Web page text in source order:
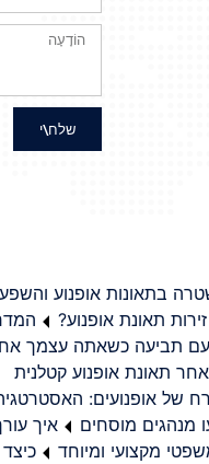
שלח\י
בתאונות אופנוע
תאונת אופנוע?
תביעה כשאתה עצמך
תאונת אופנוע קטלנית
של אופנועים:
מנהגים מוסחים
איך
מקצועי ומיוחד